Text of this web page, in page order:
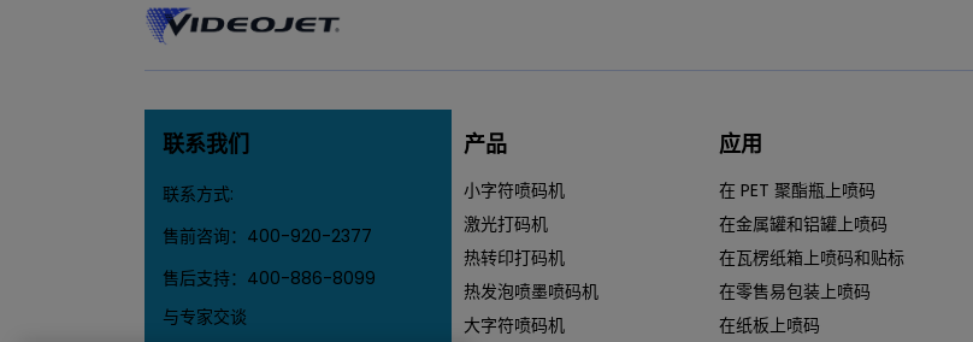
联系我们
联系方式:
售前咨询： 400-920-2377
售后支持： 400-886-8099
与专家交谈
产品
小字符喷码机
激光打码机
热转印打码机
热发泡喷墨喷码机
大字符喷码机
应用
在 PET 聚酯瓶上喷码
在金属罐和铝罐上喷码
在瓦楞纸箱上喷码和贴标
在零售易包装上喷码
在纸板上喷码